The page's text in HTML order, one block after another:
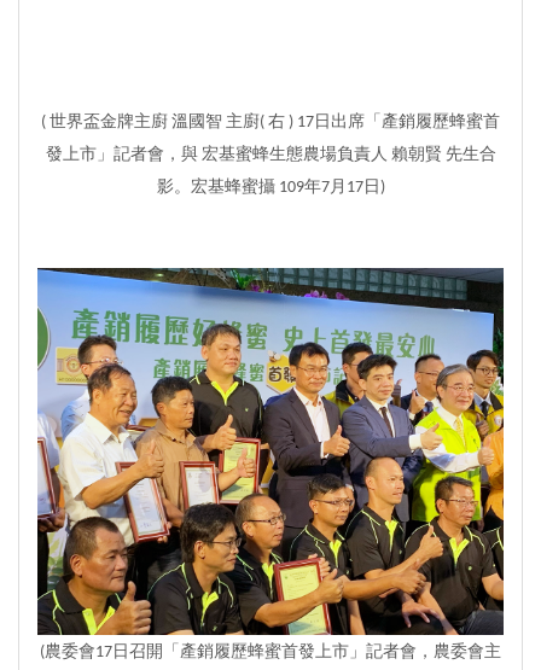
( 世界盃金牌主廚 溫國智 主廚( 右 ) 17日出席「產銷履歷蜂蜜首
發上市」記者會，與 宏基蜜蜂生態農場負責人 賴朝賢 先生合
影。宏基蜂蜜攝 109年7月17日)
(農委會17日召開「產銷履歷蜂蜜首發上市」記者會，農委會主